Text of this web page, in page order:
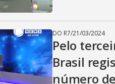
DO R7/21/03/2024
Pelo
Brasil
número